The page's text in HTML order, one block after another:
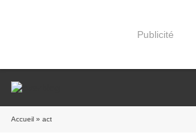
Publicité
Accueil » act